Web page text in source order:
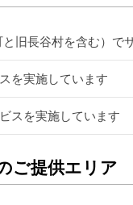
旧長谷村を含む）で
を実施しています
スを実施しています
ご提供エリア